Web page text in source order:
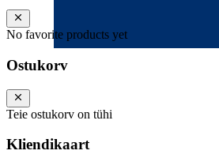
No favorite products yet
Ostukorv
Teie ostukorv on tühi
Kliendikaart